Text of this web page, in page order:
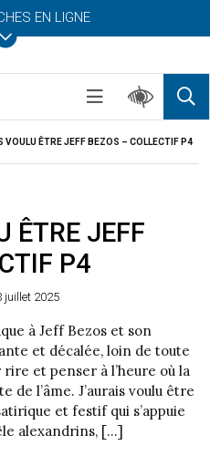
EN LIGNE
VOULU ÊTRE JEFF BEZOS – COLLECTIF P4
ÊTRE JEFF
P4
juillet 2025
à Jeff Bezos et son
et décalée, loin de toute
et penser à l’heure où la
l’âme. J’aurais voulu être
et festif qui s’appuie
alexandrins, […]